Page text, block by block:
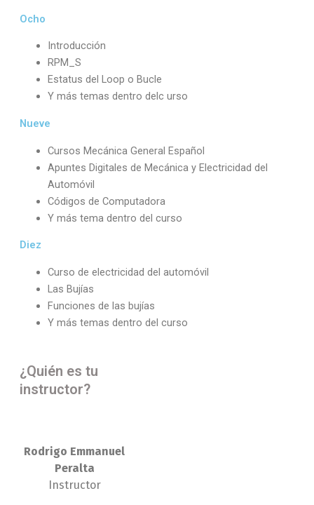
Ocho
Introducción
RPM_S
Estatus del Loop o Bucle
Y más temas dentro delc urso
Nueve
Cursos Mecánica General Español
Apuntes Digitales de Mecánica y Electricidad del
Automóvil
Códigos de Computadora
Y más tema dentro del curso
Diez
Curso de electricidad del automóvil
Las Bujías
Funciones de las bujías
Y más temas dentro del curso
¿Quién es tu
instructor?
Rodrigo Emmanuel
Peralta
Instructor